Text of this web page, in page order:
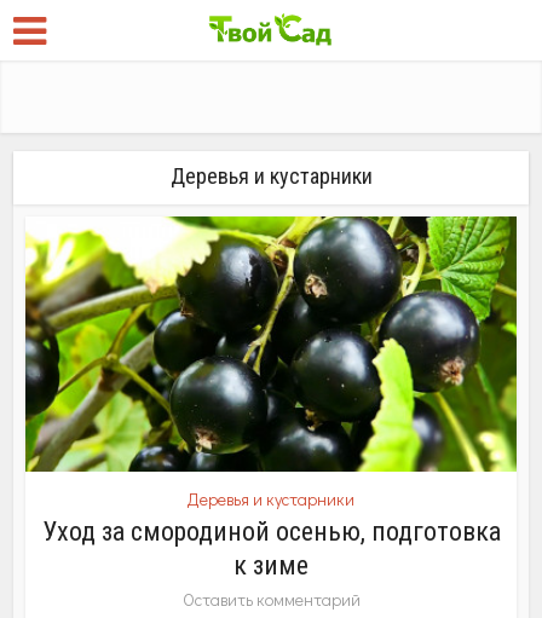
Деревья и кустарники
Деревья и кустарники
Уход за смородиной осенью, подготовка
к зиме
Оставить комментарий